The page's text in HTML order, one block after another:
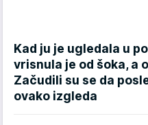
Kad ju je ugledala u
vrisnula je od šoka, a
Začudili su se da
ovako izgleda